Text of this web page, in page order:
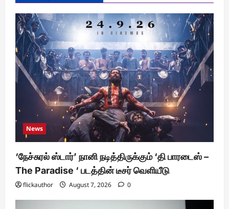
News
‘நேச்சுரல் ஸ்டார்’ நானி நடித்திருக்கும் ‘தி பாரடைஸ் –
The Paradise ‘ படத்தின் டீசர் வெளியீடு
flickauthor August 7, 2026 0